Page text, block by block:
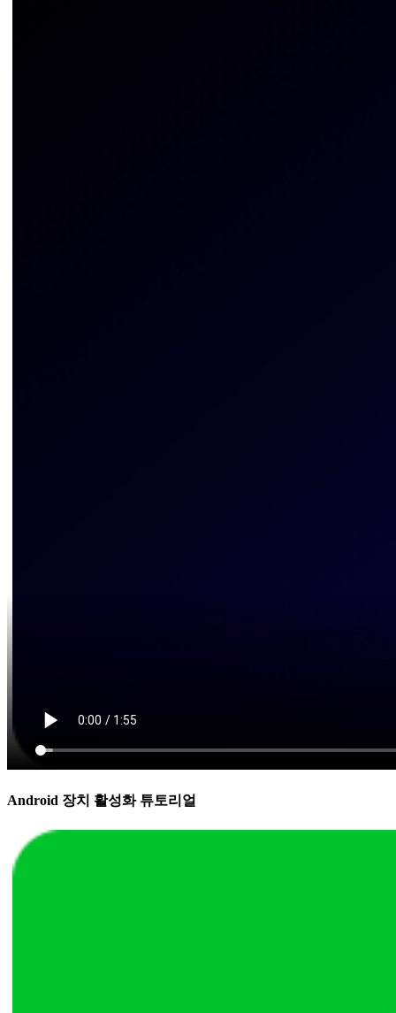
Android 장치 활성화 튜토리얼